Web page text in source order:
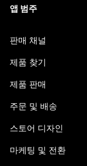
앱 범주
판매 채널
제품 찾기
제품 판매
주문 및 배송
스토어 디자인
마케팅 및 전환